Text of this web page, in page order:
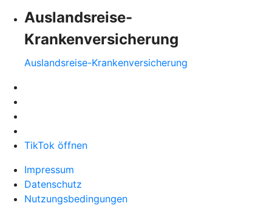
Auslandsreise-
Krankenversicherung
Auslandsreise-Krankenversicherung
TikTok öffnen
Impressum
Datenschutz
Nutzungsbedingungen